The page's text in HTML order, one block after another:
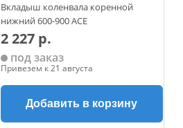
Вкладыш коленвала коренной
нижний 600-900 ACE
2 227 р.
под заказ
Привезем к 21 августа
Добавить в корзину